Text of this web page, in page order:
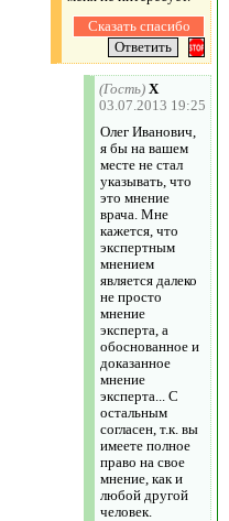
(Гость) X
03.07.2013 19:25
Олег Иванович,
я бы на вашем
месте не стал
указывать, что
это мнение
врача. Мне
кажется, что
экспертным
мнением
является далеко
не просто
мнение
эксперта, а
обоснованное и
доказанное
мнение
эксперта... С
остальным
согласен, т.к. вы
имеете полное
право на свое
мнение, как и
любой другой
человек.